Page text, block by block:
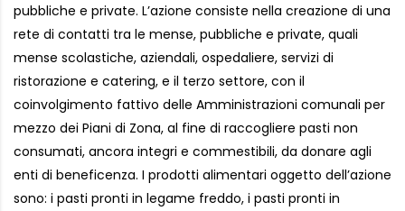
pubbliche e private. L’azione consiste nella creazione di una
rete di contatti tra le mense, pubbliche e private, quali
mense scolastiche, aziendali, ospedaliere, servizi di
ristorazione e catering, e il terzo settore, con il
coinvolgimento fattivo delle Amministrazioni comunali per
mezzo dei Piani di Zona, al fine di raccogliere pasti non
consumati, ancora integri e commestibili, da donare agli
enti di beneficenza. I prodotti alimentari oggetto dell’azione
sono: i pasti pronti in legame freddo, i pasti pronti in